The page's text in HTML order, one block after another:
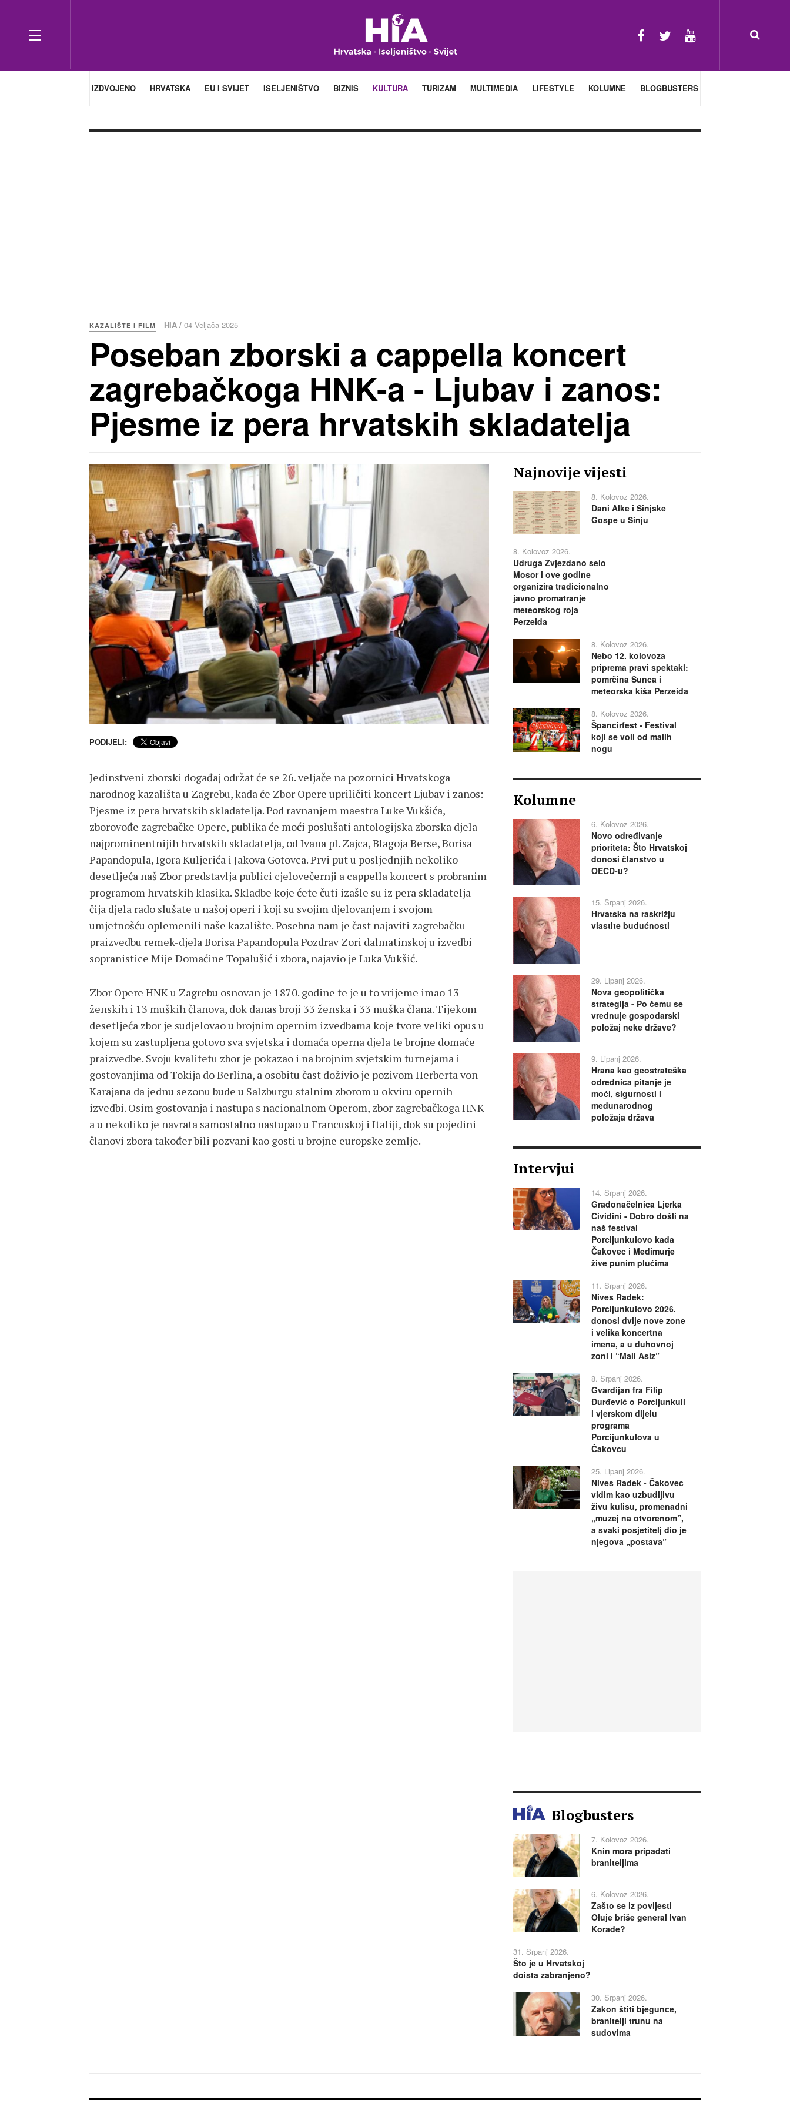
IZDVOJENO HRVATSKA EU I SVIJET ISELJENIŠTVO BIZNIS KULTURA TURIZAM MULTIMEDIA LIFESTYLE KOLUMNE BLOGBUSTERS
KAZALIŠTE I FILM HIA / 04 Veljača 2025
Poseban zborski a cappella koncert
zagrebačkoga HNK-a - Ljubav i zanos:
Pjesme iz pera hrvatskih skladatelja
PODIJELI:
Jedinstveni zborski događaj održat će se 26. veljače na pozornici Hrvatskoga
narodnog kazališta u Zagrebu, kada će Zbor Opere upriličiti koncert Ljubav i zanos:
Pjesme iz pera hrvatskih skladatelja. Pod ravnanjem maestra Luke Vukšića,
zborovođe zagrebačke Opere, publika će moći poslušati antologijska zborska djela
najprominentnijih hrvatskih skladatelja, od Ivana pl. Zajca, Blagoja Berse, Borisa
Papandopula, Igora Kuljerića i Jakova Gotovca. Prvi put u posljednjih nekoliko
desetljeća naš Zbor predstavlja publici cjelovečernji a cappella koncert s probranim
programom hrvatskih klasika. Skladbe koje ćete čuti izašle su iz pera skladatelja
čija djela rado slušate u našoj operi i koji su svojim djelovanjem i svojom
umjetnošću oplemenili naše kazalište. Posebna nam je čast najaviti zagrebačku
praizvedbu remek-djela Borisa Papandopula Pozdrav Zori dalmatinskoj u izvedbi
sopranistice Mije Domaćine Topalušić i zbora, najavio je Luka Vukšić.
Zbor Opere HNK u Zagrebu osnovan je 1870. godine te je u to vrijeme imao 13
ženskih i 13 muških članova, dok danas broji 33 ženska i 33 muška člana. Tijekom
desetljeća zbor je sudjelovao u brojnim opernim izvedbama koje tvore veliki opus u
kojem su zastupljena gotovo sva svjetska i domaća operna djela te brojne domaće
praizvedbe. Svoju kvalitetu zbor je pokazao i na brojnim svjetskim turnejama i
gostovanjima od Tokija do Berlina, a osobitu čast doživio je pozivom Herberta von
Karajana da jednu sezonu bude u Salzburgu stalnim zborom u okviru opernih
izvedbi. Osim gostovanja i nastupa s nacionalnom Operom, zbor zagrebačkoga HNK-
a u nekoliko je navrata samostalno nastupao u Francuskoj i Italiji, dok su pojedini
članovi zbora također bili pozvani kao gosti u brojne europske zemlje.
Najnovije vijesti
8. Kolovoz 2026.
Dani Alke i Sinjske
Gospe u Sinju
8. Kolovoz 2026.
Udruga Zvjezdano selo
Mosor i ove godine
organizira tradicionalno
javno promatranje
meteorskog roja
Perzeida
8. Kolovoz 2026.
Nebo 12. kolovoza
priprema pravi spektakl:
pomrčina Sunca i
meteorska kiša Perzeida
8. Kolovoz 2026.
Špancirfest - Festival
koji se voli od malih
nogu
Kolumne
6. Kolovoz 2026.
Novo određivanje
prioriteta: Što Hrvatskoj
donosi članstvo u
OECD-u?
15. Srpanj 2026.
Hrvatska na raskrižju
vlastite budućnosti
29. Lipanj 2026.
Nova geopolitička
strategija - Po čemu se
vrednuje gospodarski
položaj neke države?
9. Lipanj 2026.
Hrana kao geostrateška
odrednica pitanje je
moći, sigurnosti i
međunarodnog
položaja država
Intervjui
14. Srpanj 2026.
Gradonačelnica Ljerka
Cividini - Dobro došli na
naš festival
Porcijunkulovo kada
Čakovec i Međimurje
žive punim plućima
11. Srpanj 2026.
Nives Radek:
Porcijunkulovo 2026.
donosi dvije nove zone
i velika koncertna
imena, a u duhovnoj
zoni i “Mali Asiz”
8. Srpanj 2026.
Gvardijan fra Filip
Đurđević o Porcijunkuli
i vjerskom dijelu
programa
Porcijunkulova u
Čakovcu
25. Lipanj 2026.
Nives Radek - Čakovec
vidim kao uzbudljivu
živu kulisu, promenadni
„muzej na otvorenom”,
a svaki posjetitelj dio je
njegova „postava”
Blogbusters
7. Kolovoz 2026.
Knin mora pripadati
braniteljima
6. Kolovoz 2026.
Zašto se iz povijesti
Oluje briše general Ivan
Korade?
31. Srpanj 2026.
Što je u Hrvatskoj
doista zabranjeno?
30. Srpanj 2026.
Zakon štiti bjegunce,
branitelji trunu na
sudovima